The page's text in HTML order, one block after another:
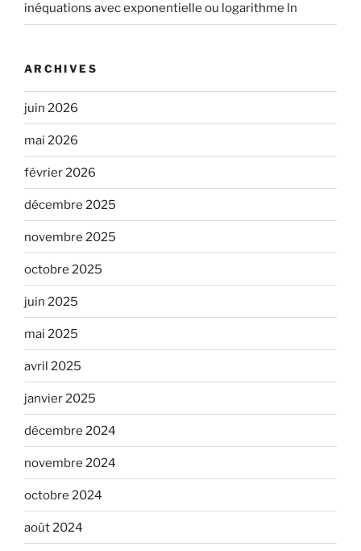
inéquations avec exponentielle ou logarithme ln
ARCHIVES
juin 2026
mai 2026
février 2026
décembre 2025
novembre 2025
octobre 2025
juin 2025
mai 2025
avril 2025
janvier 2025
décembre 2024
novembre 2024
octobre 2024
août 2024